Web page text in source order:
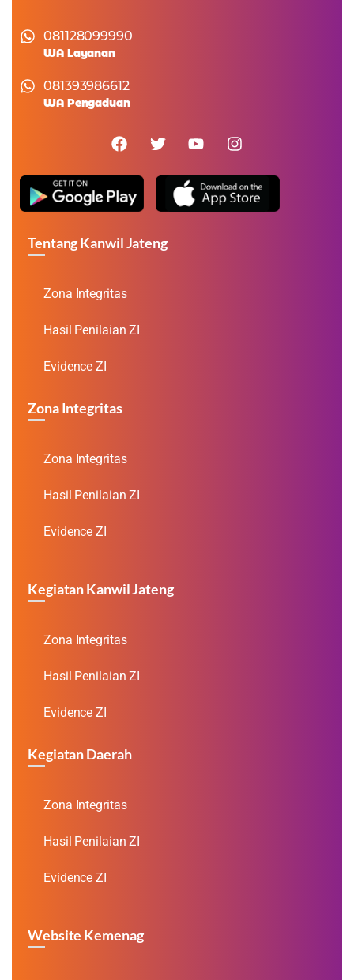
081128099990
WA Layanan
081393986612
WA Pengaduan
Tentang Kanwil Jateng
Zona Integritas
Hasil Penilaian ZI
Evidence ZI
Zona Integritas
Zona Integritas
Hasil Penilaian ZI
Evidence ZI
Kegiatan Kanwil Jateng
Zona Integritas
Hasil Penilaian ZI
Evidence ZI
Kegiatan Daerah
Zona Integritas
Hasil Penilaian ZI
Evidence ZI
Website Kemenag